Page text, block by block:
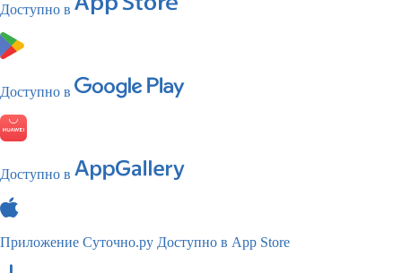
Доступно в
Доступно в
Доступно в
Приложение Суточно.ру Доступно в App Store